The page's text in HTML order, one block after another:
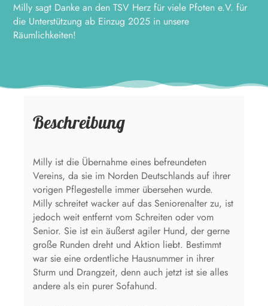
Milly sagt Danke an den TSV Herz für viele Pfoten e.V. für
die Unterstützung ab Einzug 2025 in unsere
Räumlichkeiten!
Beschreibung
Milly ist die Übernahme eines befreundeten
Vereins, da sie im Norden Deutschlands auf ihrer
vorigen Pflegestelle immer übersehen wurde.
Milly schreitet wacker auf das Seniorenalter zu, ist
jedoch weit entfernt vom Schreiten oder vom
Senior. Sie ist ein äußerst agiler Hund, der gerne
große Runden dreht und Aktion liebt. Bestimmt
war sie eine ordentliche Hausnummer in ihrer
Sturm und Drangzeit, denn auch jetzt ist sie alles
andere als ein purer Sofahund.